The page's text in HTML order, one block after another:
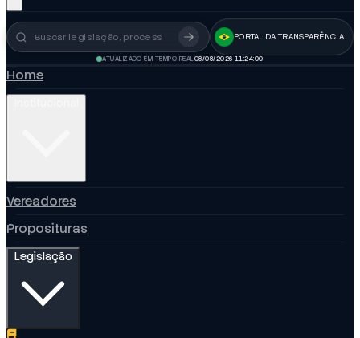
Busca no portal PORTAL DA TRANSPARÊNCIA
ATUALIZADO EM TEMPO REAL 08/08/2026 11:24:01
Home
Vereadores
Proposituras
Legislação